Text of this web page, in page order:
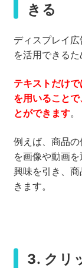
きる
ディスプレイ
を活用できる
テキストだけ
を用いること
とができます。
例えば、商品
を画像や動画
興味を引き、
きます。
3. クリ